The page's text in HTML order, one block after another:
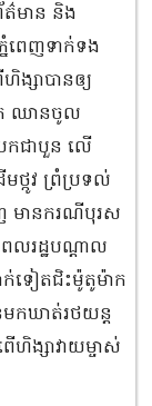
ត៌មាន​ និង
នំពេញ​ទាក់ទង
ង្សាបានឲ្យ
ត ឈានចូល
កជាបួន​ លេី
មថ្កូវ​ ព្រំប្រទល់
ញ មានករណីបុរស
លរដ្ឋបណ្តាល
ក់ទៀតជិះម៉ូតូម៉ាក
មកឃាត់រថយន្ត
ង្សាវាយម្ចាស់